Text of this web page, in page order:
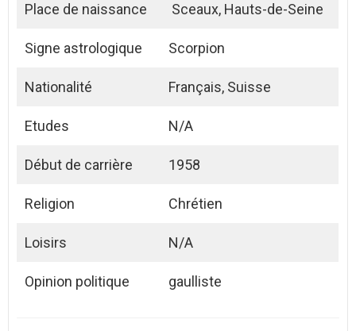
Place de naissance Sceaux, Hauts-de-Seine
Signe astrologique Scorpion
Nationalité Français, Suisse
Etudes N/A
Début de carrière 1958
Religion Chrétien
Loisirs N/A
Opinion politique gaulliste